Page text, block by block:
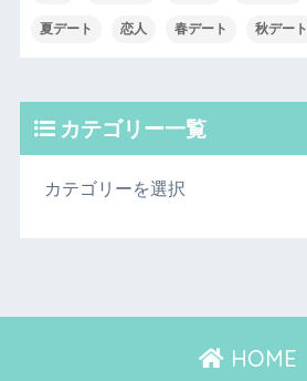
夏デート 恋人 春デート 秋デート
カテゴリー一覧
HOME